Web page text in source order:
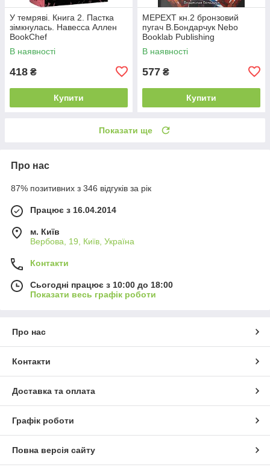
У темряві. Книга 2. Пастка
зімкнулась. Навесса Аллен
BookChef
В наявності
418 ₴
Купити
МЕРЕХТ кн.2 бронзовий
пугач В.Бондарчук Nebo
Booklab Publishing
В наявності
577 ₴
Купити
Показати ще
Про нас
87% позитивних з 346 відгуків за рік
Працює з 16.04.2014
м. Київ
Вербова, 19, Київ, Україна
Контакти
Сьогодні працює з 10:00 до 18:00
Показати весь графік роботи
Про нас
Контакти
Доставка та оплата
Графік роботи
Повна версія сайту